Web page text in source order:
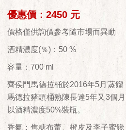
優惠價：2450 元
價格僅供詢價參考隨市場而異動
酒精濃度(％)：50 %
容量：700 ml
齊侯門馬德拉桶於2016年5月蒸
馬德拉豬頭桶熟陳長達5年又3個
以酒精濃度50%裝瓶。
香氣：焦糖布蕾、橙皮及李子蜜